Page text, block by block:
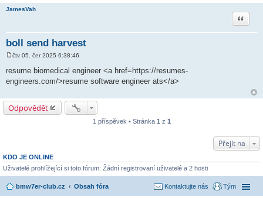
JamesVah
boll send harvest
Citace
í
s
v
e
k
čtv 05. čer 2025 6:38:46
resume biomedical engineer <a href=https://resumes-
engineers.com/>resume software engineer ats</a>
Odpovědět
1 příspěvek • Stránka 1 z 1
Přejít na
KDO JE ONLINE
Uživatelé prohlížející si toto fórum: Žádní registrovaní uživatelé a 2 hosti
bmw7er-club.cz Obsah fóra Tým
Kontaktujte nás